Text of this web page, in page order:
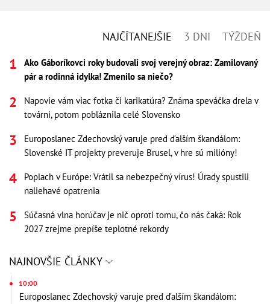
NAJČÍTANEJŠIE 3 DNI TÝŽDEŇ
Ako Gáboríkovci roky budovali svoj verejný obraz: Zamilovaný
pár a rodinná idylka! Zmenilo sa niečo?
Napovie vám viac fotka či karikatúra? Známa speváčka drela v
továrni, potom pobláznila celé Slovensko
Europoslanec Zdechovský varuje pred ďalším škandálom:
Slovenské IT projekty preveruje Brusel, v hre sú milióny!
Poplach v Európe: Vrátil sa nebezpečný vírus! Úrady spustili
naliehavé opatrenia
Súčasná vlna horúčav je nič oproti tomu, čo nás čaká: Rok
2027 zrejme prepíše teplotné rekordy
NAJNOVŠIE ČLÁNKY
10:00
Europoslanec Zdechovský varuje pred ďalším škandálom: